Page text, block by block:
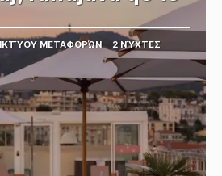
ΜΕΤΑΦΟΡΏΝ 2 ΝΎΧΤΕΣ